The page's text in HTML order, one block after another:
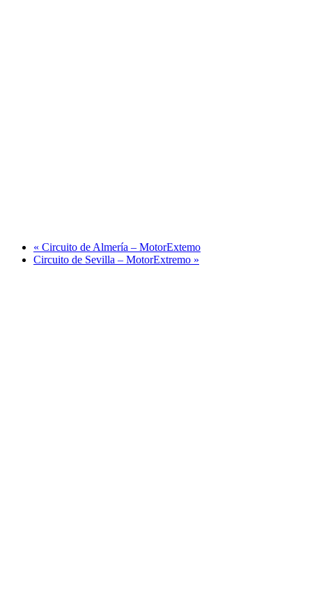
« Circuito de Almería – MotorExtemo
Circuito de Sevilla – MotorExtremo »